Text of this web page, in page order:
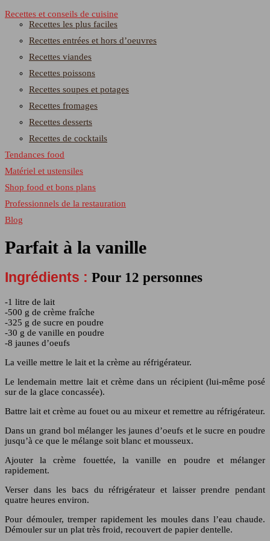
Recettes et conseils de cuisine
Recettes les plus faciles
Recettes entrées et hors d’oeuvres
Recettes viandes
Recettes poissons
Recettes soupes et potages
Recettes fromages
Recettes desserts
Recettes de cocktails
Tendances food
Matériel et ustensiles
Shop food et bons plans
Professionnels de la restauration
Blog
Parfait à la vanille
Ingrédients : Pour 12 personnes
-1 litre de lait
-500 g de crème fraîche
-325 g de sucre en poudre
-30 g de vanille en poudre
-8 jaunes d’oeufs
La veille mettre le lait et la crème au réfrigérateur.
Le lendemain mettre lait et crème dans un récipient (lui-même posé
sur de la glace concassée).
Battre lait et crème au fouet ou au mixeur et remettre au réfrigérateur.
Dans un grand bol mélanger les jaunes d’oeufs et le sucre en poudre
jusqu’à ce que le mélange soit blanc et mousseux.
Ajouter la crème fouettée, la vanille en poudre et mélanger
rapidement.
Verser dans les bacs du réfrigérateur et laisser prendre pendant
quatre heures environ.
Pour démouler, tremper rapidement les moules dans l’eau chaude.
Démouler sur un plat très froid, recouvert de papier dentelle.